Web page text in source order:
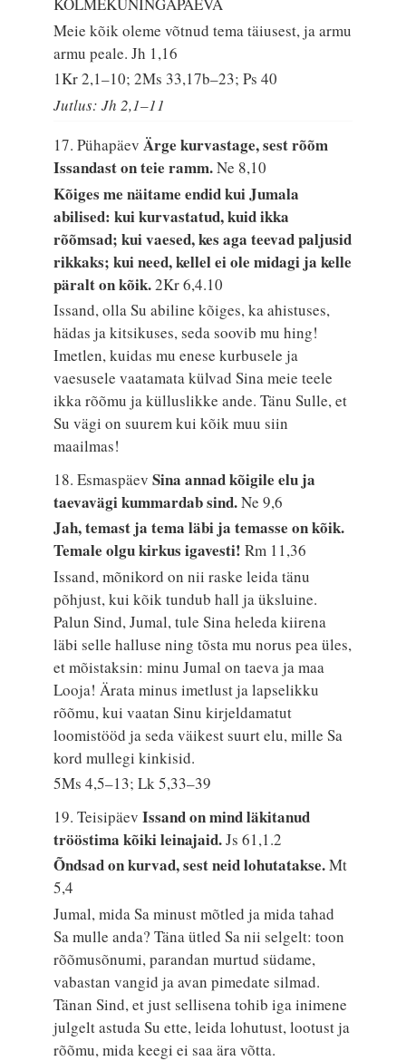
KOLMEKUNINGAPÄEVA
Meie kõik oleme võtnud tema täiusest, ja armu
armu peale.Jh 1,16
1Kr 2,1–10; 2Ms 33,17b–23; Ps 40
Jutlus: Jh 2,1–11
17. PühapäevÄrge kurvastage, sest rõõm
Issandast on teie ramm.Ne 8,10
Kõiges me näitame endid kui Jumala
abilised: kui kurvastatud, kuid ikka
rõõmsad; kui vaesed, kes aga teevad paljusid
rikkaks; kui need, kellel ei ole midagi ja kelle
päralt on kõik.2Kr 6,4.10
Issand, olla Su abiline kõiges, ka ahistuses,
hädas ja kitsikuses, seda soovib mu hing!
Imetlen, kuidas mu enese kurbusele ja
vaesusele vaatamata külvad Sina meie teele
ikka rõõmu ja külluslikke ande. Tänu Sulle, et
Su vägi on suurem kui kõik muu siin
maailmas!
18. EsmaspäevSina annad kõigile elu ja
taevavägi kummardab sind.Ne 9,6
Jah, temast ja tema läbi ja temasse on kõik.
Temale olgu kirkus igavesti!Rm 11,36
Issand, mõnikord on nii raske leida tänu
põhjust, kui kõik tundub hall ja üksluine.
Palun Sind, Jumal, tule Sina heleda kiirena
läbi selle halluse ning tõsta mu norus pea üles,
et mõistaksin: minu Jumal on taeva ja maa
Looja! Ärata minus imetlust ja lapselikku
rõõmu, kui vaatan Sinu kirjeldamatut
loomistööd ja seda väikest suurt elu, mille Sa
kord mullegi kinkisid.
5Ms 4,5–13; Lk 5,33–39
19. TeisipäevIssand on mind läkitanud
trööstima kõiki leinajaid.Js 61,1.2
Õndsad on kurvad, sest neid lohutatakse.Mt
5,4
Jumal, mida Sa minust mõtled ja mida tahad
Sa mulle anda? Täna ütled Sa nii selgelt: toon
rõõmusõnumi, parandan murtud südame,
vabastan vangid ja avan pimedate silmad.
Tänan Sind, et just sellisena tohib iga inimene
julgelt astuda Su ette, leida lohutust, lootust ja
rõõmu, mida keegi ei saa ära võtta.